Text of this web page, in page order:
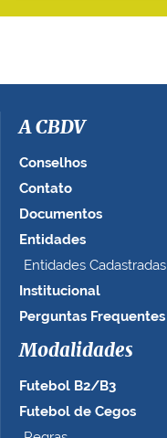
A CBDV
Conselhos
Contato
Documentos
Entidades
Entidades Cadastradas
Institucional
Perguntas Frequentes
Modalidades
Futebol B2/B3
Futebol de Cegos